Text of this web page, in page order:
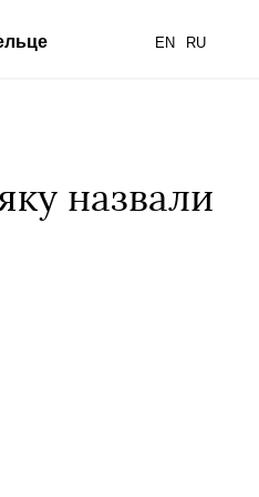
EN RU
назвали